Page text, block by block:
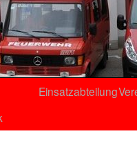
Einsatzabteilung